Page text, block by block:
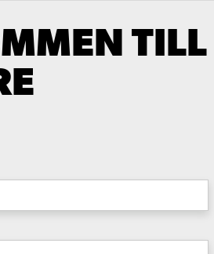
TILL